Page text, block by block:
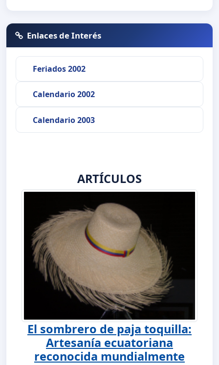
Enlaces de Interés
Feriados 2002
Calendario 2002
Calendario 2003
ARTÍCULOS
El sombrero de paja toquilla:
Artesanía ecuatoriana
reconocida mundialmente